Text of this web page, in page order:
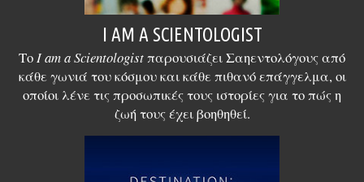
I AM A SCIENTOLOGIST
ΤοI am a Scientologistπαρουσιάζει Σαηεντολόγους από
κάθε γωνιά του κόσμου και κάθε πιθανό επάγγελμα, οι
οποίοι λένε τις προσωπικές τους ιστορίες για το πώς η
ζωή τους έχει βοηθηθεί.